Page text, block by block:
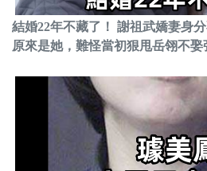
結婚22年不藏了！ 謝祖武嬌妻身
原來是她，難怪當初狠甩岳翎不娶